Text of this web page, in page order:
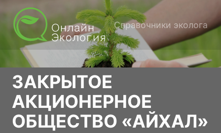
Справочники эколога
ЗАКРЫТОЕ
АКЦИОНЕРНОЕ
ОБЩЕСТВО «АЙХАЛ»